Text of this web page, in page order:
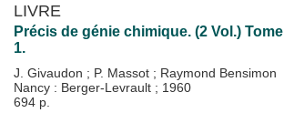
LIVRE
Précis de génie chimique. (2 Vol.) Tome
1.
J. Givaudon ; P. Massot ; Raymond Bensimon
Nancy : Berger-Levrault ; 1960
694 p.